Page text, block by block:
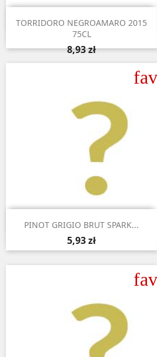
 Aperçu rapide
TORRIDORO NEGROAMARO 2015
75CL
8,93 zł
 Aperçu rapide
PINOT GRIGIO BRUT SPARK...
5,93 zł